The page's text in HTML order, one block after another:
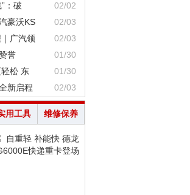
：破
02/02
豪沃KS
02/03
广汽领
02/03
誉
01/30
松 东
01/30
新启程 02/03
用工具 维修保养